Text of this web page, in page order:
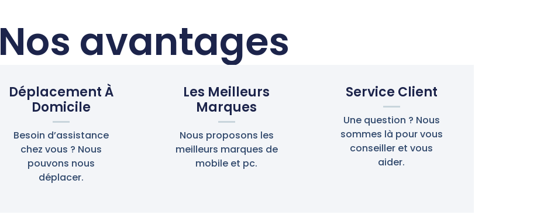
Nos avantages
Déplacement À
Domicile
Besoin d’assistance
chez vous ? Nous
pouvons nous
déplacer.
Les Meilleurs
Marques
Nous proposons les
meilleurs marques de
mobile et pc.
Service Client
Une question ? Nous
sommes là pour vous
conseiller et vous
aider.